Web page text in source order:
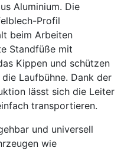
Aluminium. Die
Profil
beim Arbeiten
Standfüße mit
Kippen und schützen
Laufbühne. Dank der
lässt sich die Leiter
transportieren.
und universell
wie